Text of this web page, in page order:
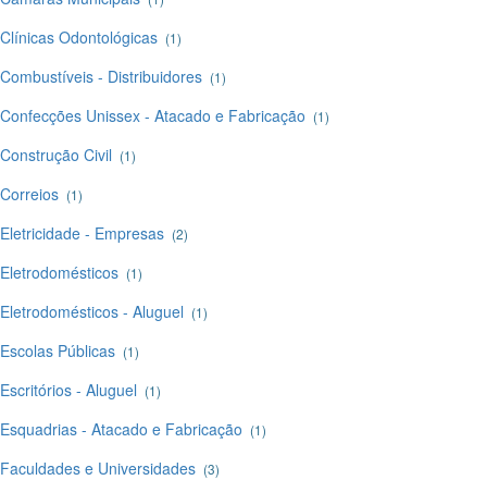
Clínicas Odontológicas (1)
Combustíveis - Distribuidores (1)
Confecções Unissex - Atacado e Fabricação (1)
Construção Civil (1)
Correios (1)
Eletricidade - Empresas (2)
Eletrodomésticos (1)
Eletrodomésticos - Aluguel (1)
Escolas Públicas (1)
Escritórios - Aluguel (1)
Esquadrias - Atacado e Fabricação (1)
Faculdades e Universidades (3)